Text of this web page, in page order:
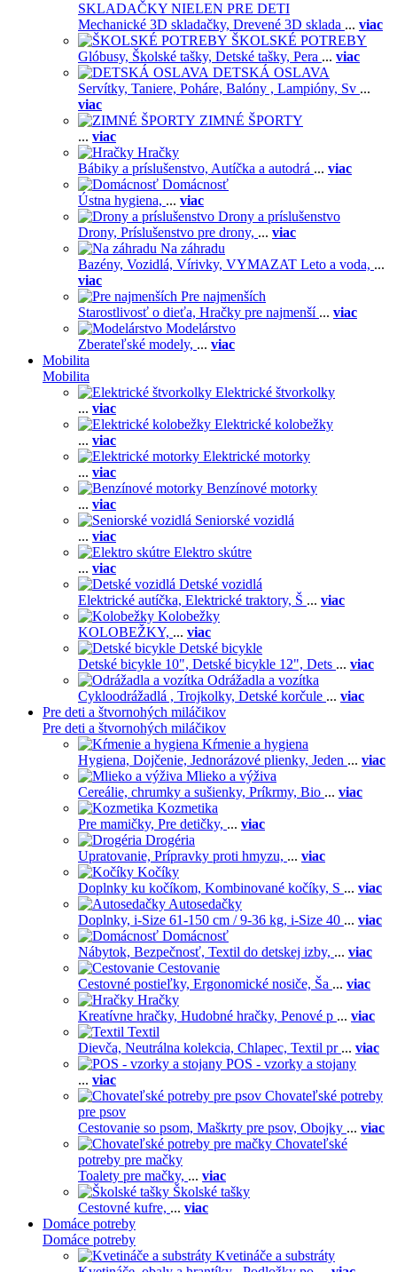
SKLADAČKY NIELEN PRE DETI
Mechanické 3D skladačky, Drevené 3D sklada ... viac
ŠKOLSKÉ POTREBY
Glóbusy, Školské tašky, Detské tašky, Pera ... viac
DETSKÁ OSLAVA
Servítky, Taniere, Poháre, Balóny , Lampióny, Sv ...
viac
ZIMNÉ ŠPORTY
... viac
Hračky
Bábiky a príslušenstvo, Autíčka a autodrá ... viac
Domácnosť
Ústna hygiena, ... viac
Drony a príslušenstvo
Drony, Príslušenstvo pre drony, ... viac
Na záhradu
Bazény, Vozidlá, Vírivky, VYMAZAT Leto a voda, ...
viac
Pre najmenších
Starostlivosť o dieťa, Hračky pre najmenší ... viac
Modelárstvo
Zberateľské modely, ... viac
Mobilita
Mobilita
Elektrické štvorkolky
... viac
Elektrické kolobežky
... viac
Elektrické motorky
... viac
Benzínové motorky
... viac
Seniorské vozidlá
... viac
Elektro skútre
... viac
Detské vozidlá
Elektrické autíčka, Elektrické traktory, Š ... viac
Kolobežky
KOLOBEŽKY, ... viac
Detské bicykle
Detské bicykle 10", Detské bicykle 12", Dets ... viac
Odrážadla a vozítka
Cykloodrážadlá , Trojkolky, Detské korčule ... viac
Pre deti a štvornohých miláčikov
Pre deti a štvornohých miláčikov
Kŕmenie a hygiena
Hygiena, Dojčenie, Jednorázové plienky, Jeden ... viac
Mlieko a výživa
Cereálie, chrumky a sušienky, Príkrmy, Bio ... viac
Kozmetika
Pre mamičky, Pre detičky, ... viac
Drogéria
Upratovanie, Prípravky proti hmyzu, ... viac
Kočíky
Doplnky ku kočíkom, Kombinované kočíky, S ... viac
Autosedačky
Doplnky, i-Size 61-150 cm / 9-36 kg, i-Size 40 ... viac
Domácnosť
Nábytok, Bezpečnosť, Textil do detskej izby, ... viac
Cestovanie
Cestovné postieľky, Ergonomické nosiče, Ša ... viac
Hračky
Kreatívne hračky, Hudobné hračky, Penové p ... viac
Textil
Dievča, Neutrálna kolekcia, Chlapec, Textil pr ... viac
POS - vzorky a stojany
... viac
Chovateľské potreby
pre psov
Cestovanie so psom, Maškrty pre psov, Obojky ... viac
Chovateľské
potreby pre mačky
Toalety pre mačky, ... viac
Školské tašky
Cestovné kufre, ... viac
Domáce potreby
Domáce potreby
Kvetináče a substráty